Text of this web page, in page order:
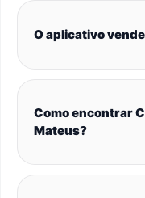
O aplicativo
Como encontrar
Mateus?